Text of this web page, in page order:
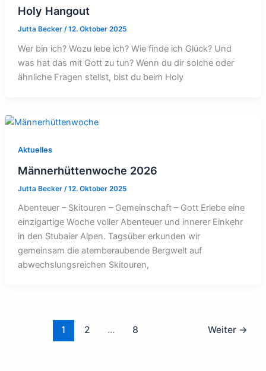
Holy Hangout
Jutta Becker /12. Oktober 2025
Wer bin ich? Wozu lebe ich? Wie finde ich Glück? Und
was hat das mit Gott zu tun? Wenn du dir solche oder
ähnliche Fragen stellst, bist du beim Holy
Aktuelles
Männerhüttenwoche 2026
Jutta Becker /12. Oktober 2025
Abenteuer – Skitouren – Gemeinschaft – Gott Erlebe eine
einzigartige Woche voller Abenteuer und innerer Einkehr
in den Stubaier Alpen. Tagsüber erkunden wir
gemeinsam die atemberaubende Bergwelt auf
abwechslungsreichen Skitouren,
1 2 … 8 Weiter →